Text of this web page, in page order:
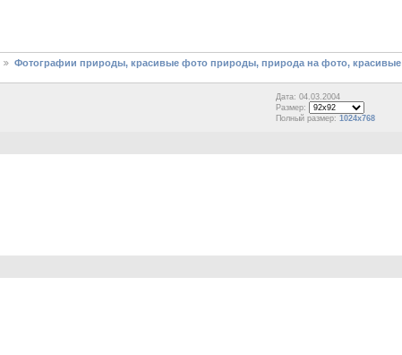
Фотографии природы, красивые фото природы, природа на фото, красивые
Дата: 04.03.2004
Размер:
Полный размер: 1024x768